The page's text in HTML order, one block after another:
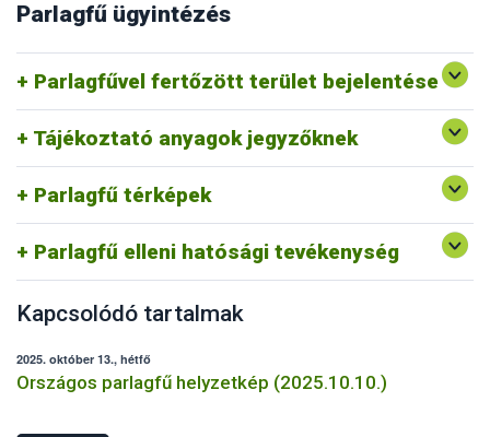
Parlagfű ügyintézés
Parlagfűvel fertőzött terület bejelentése
Egyéb p arlagfű bejelentési lehetőségek
Tájékoztató anyagok jegyzőknek
Védekezés a parlagfű és az egyéb gyomnövények ellen
Parlagfű térképek
Parlagfű információs térkép
Parlagfű bejelentés térkép
Parlagfű elleni hatósági tevékenység
Parlagfű elleni hatósági tevékenység belterületen
Parlagfű elleni hatósági tevékenység külterületen
Kapcsolódó tartalmak
2025. október 13., hétfő
Országos parlagfű helyzetkép (2025.10.10.)